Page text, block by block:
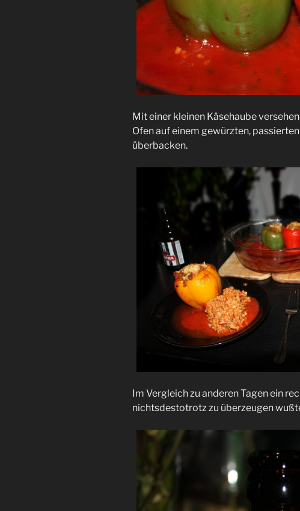
Mit einer kleinen Käsehaube
Ofen auf einem gewürzten,
überbacken.
Im Vergleich zu anderen Tagen ein
nichtsdestotrotz zu überzeugen